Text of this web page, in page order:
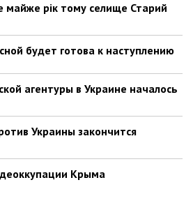
майже рік тому селище Старий
будет готова к наступлению
агентуры в Украине началось
Украины закончится
Крыма